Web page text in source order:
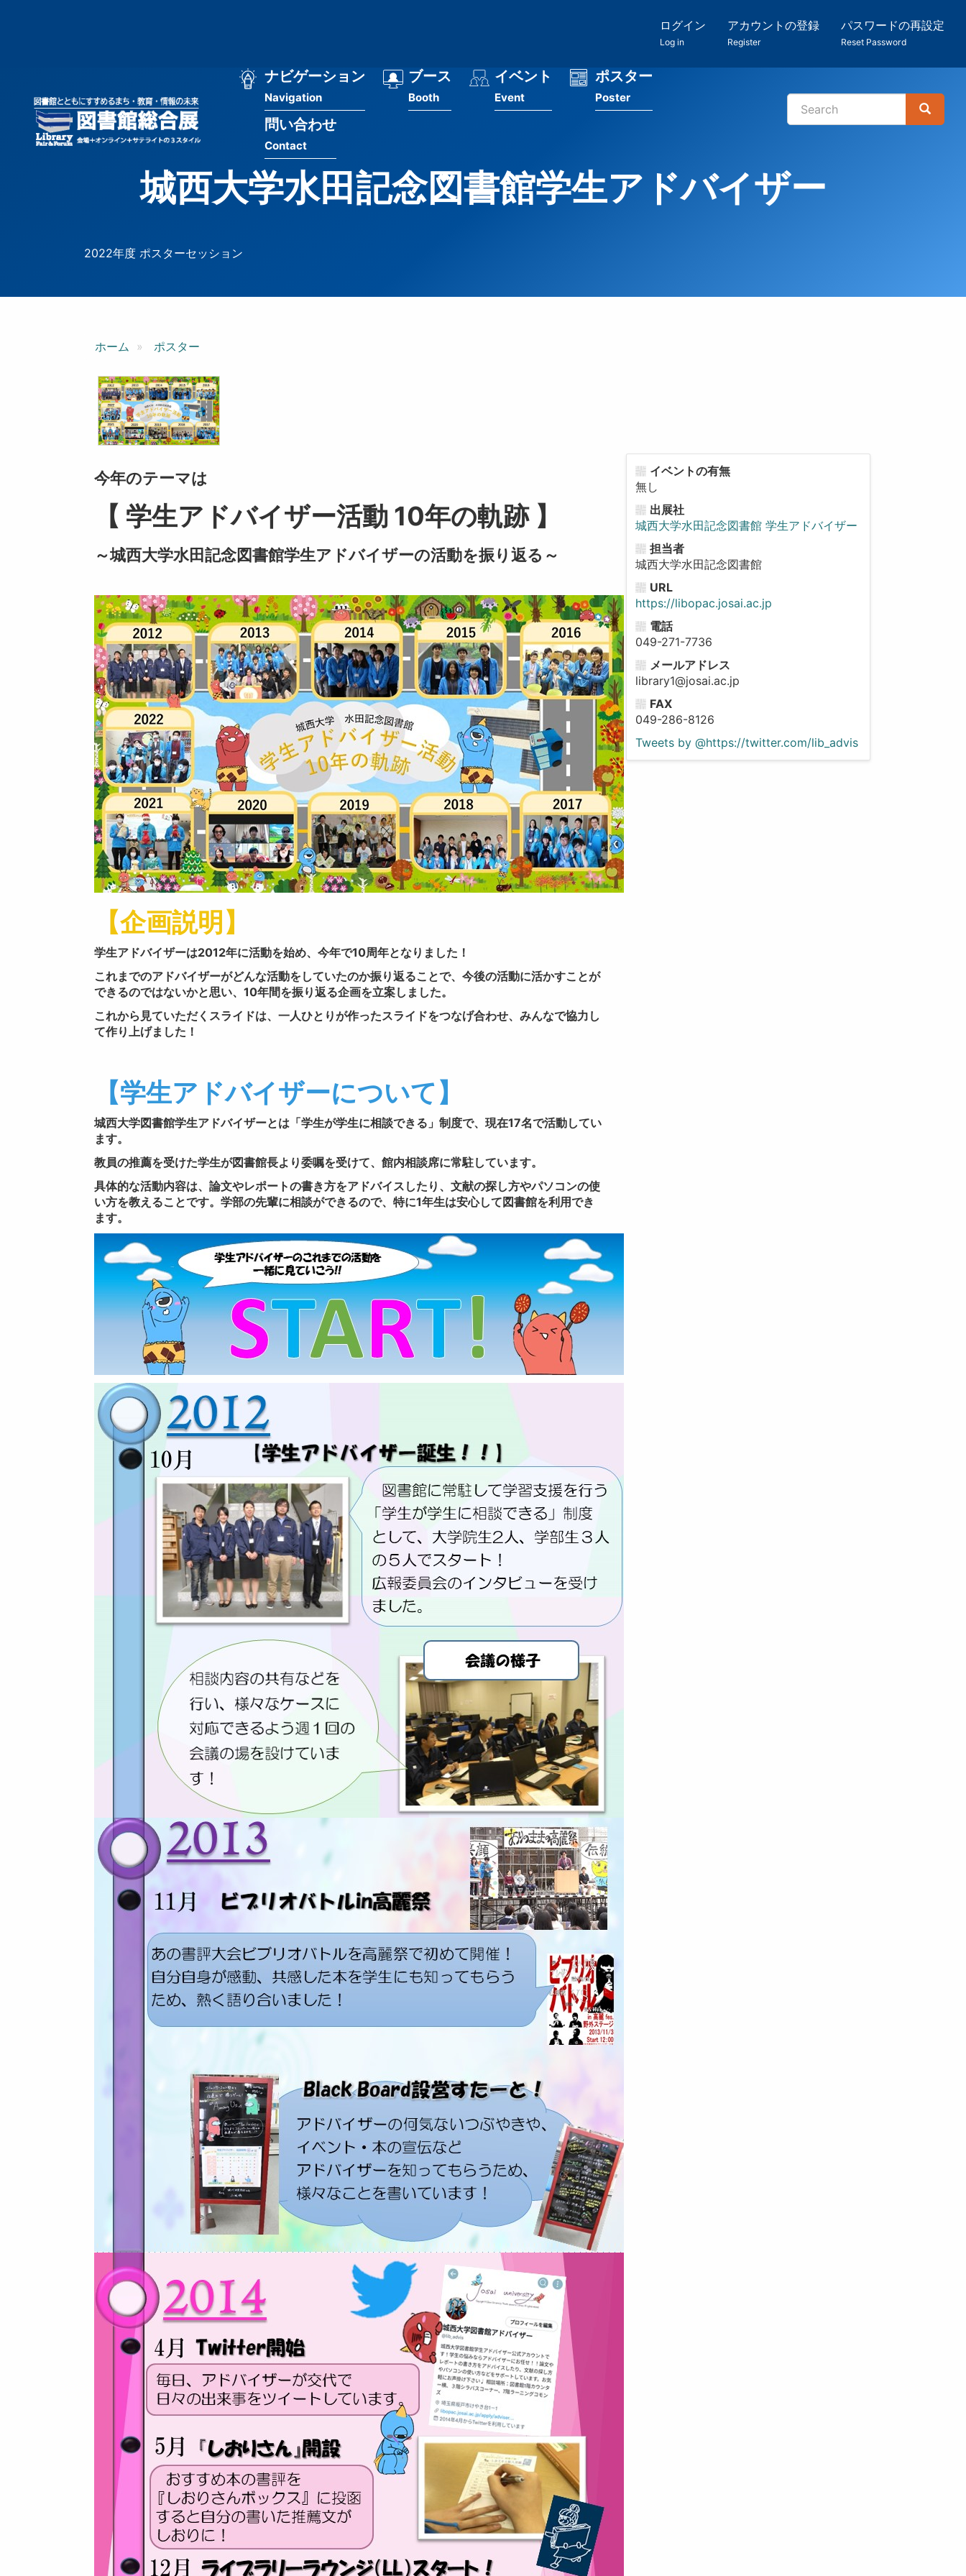
ー
ザ
ログイン
Log in
アカウントの登録
Register
パスワードの再設定
Reset Password
メ
ナ
ビ
ー
ョ
ナビゲーション
Navigation
ブース
Booth
イベント
Event
ポスター
Poster
問い合わせ
Contact
検
Search
Search
城西大学水田記念図書館学生アドバイザー
2022年度 ポスターセッション
ホーム ポスター
今年のテーマは
【 学生アドバイザー活動 10年の軌跡 】
～城西大学水田記念図書館学生アドバイザーの活動を振り返る～
【企画説明】
学生アドバイザーは2012年に活動を始め、今年で10周年となりました！
これまでのアドバイザーがどんな活動をしていたのか振り返ることで、今後の活動に活かすことが
できるのではないかと思い、10年間を振り返る企画を立案しました。
これから見ていただくスライドは、一人ひとりが作ったスライドをつなげ合わせ、みんなで協力し
て作り上げました！
【学生アドバイザーについて】
城西大学図書館学生アドバイザーとは「学生が学生に相談できる」制度で、現在17名で活動してい
ます。
教員の推薦を受けた学生が図書館長より委嘱を受けて、館内相談席に常駐しています。
具体的な活動内容は、論文やレポートの書き方をアドバイスしたり、文献の探し方やパソコンの使
い方を教えることです。学部の先輩に相談ができるので、特に1年生は安心して図書館を利用でき
ます。
イベントの有無
無し
出展社
城西大学水田記念図書館 学生アドバイザー
担当者
城西大学水田記念図書館
URL
https://libopac.josai.ac.jp
電話
049-271-7736
メールアドレス
library1@josai.ac.jp
FAX
049-286-8126
Tweets by @https://twitter.com/lib_advis